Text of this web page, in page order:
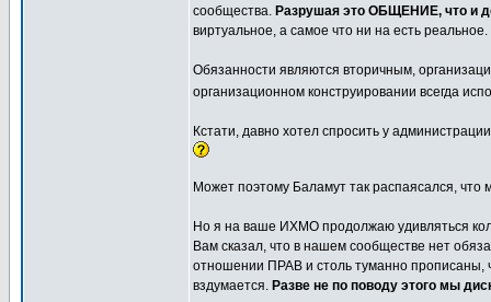
сообщества. Разрушая это ОБЩЕНИЕ, что и
виртуальное, а самое что ни на есть реальное.
Обязанности являются вторичным,
организационном конструировании всегда
Кстати, давно хотел спросить у
Может поэтому Баламут так распаясался,
Но я на ваше ИХМО продолжаю удивляться
Вам сказал, что в нашем сообществе нет
отношении ПРАВ и столь туманно прописаны,
вздумается. Разве не по поводу этого мы